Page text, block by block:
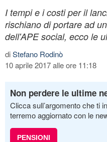
I tempi e i costi per il
rischiano di portare ad
dell'APE social, ecco le
diStefano Rodinò
10 aprile 2017 alle ore 11:18
Non perdere le ultime
Clicca sull’argomento che ti
terremo aggiornato con le
PENSIONI